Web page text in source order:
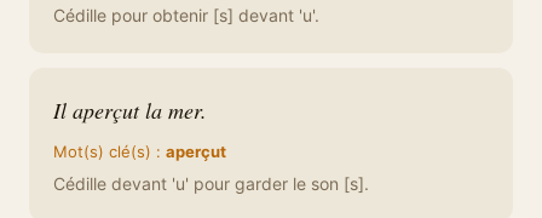
Cédille pour obtenir [s] devant 'u'.
Il aperçut la mer.
Mot(s) clé(s) : aperçut
Cédille devant 'u' pour garder le son [s].